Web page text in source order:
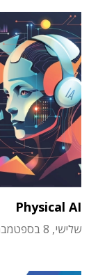
Physical AI
שלישי, 8 בספטמבר 2026